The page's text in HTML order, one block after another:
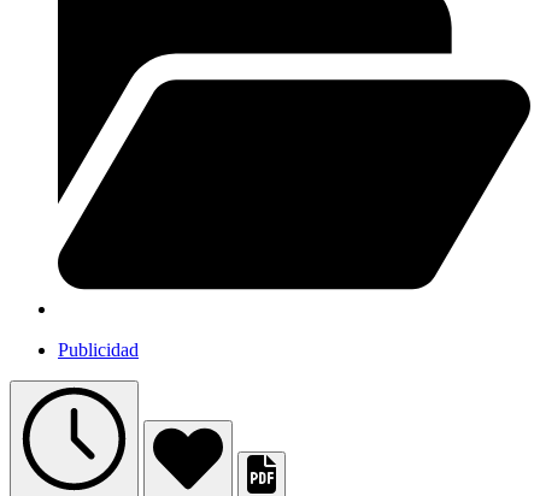
Publicidad